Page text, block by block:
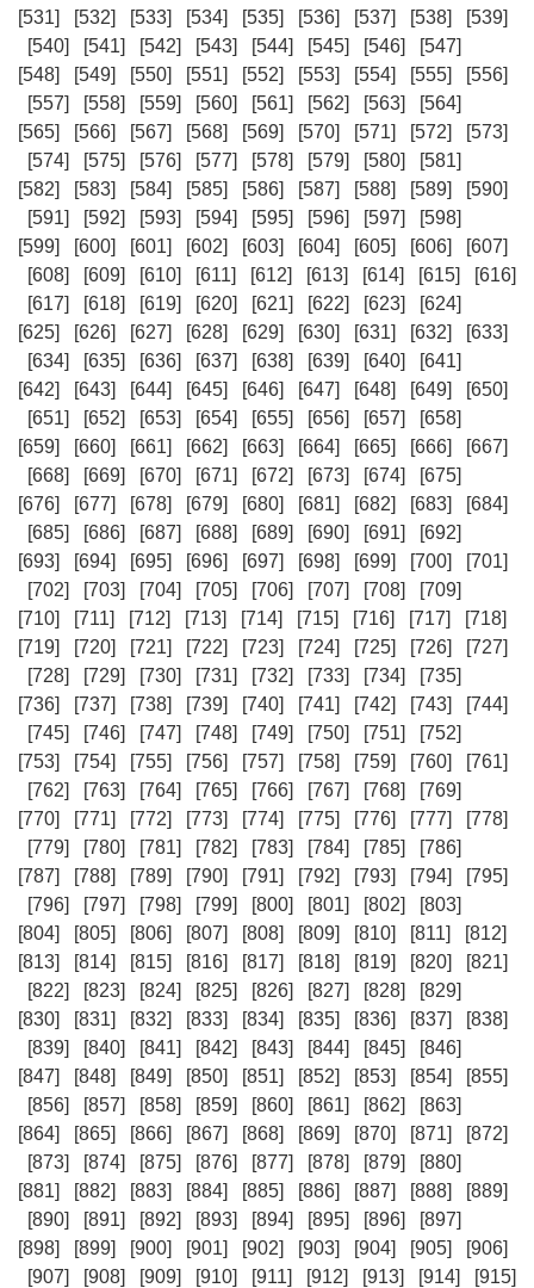
[531]
[532] [533] [534] [535] [536] [537] [538]
[539]
[540]
[541] [542] [543] [544] [545] [546]
[547]
[548]
[549] [550] [551] [552] [553] [554] [555]
[556]
[557]
[558] [559] [560] [561] [562] [563]
[564]
[565]
[566] [567] [568] [569] [570] [571] [572]
[573]
[574]
[575] [576] [577] [578] [579] [580]
[581]
[582]
[583] [584] [585] [586] [587] [588] [589]
[590]
[591]
[592] [593] [594] [595] [596] [597]
[598]
[599]
[600] [601] [602] [603] [604] [605] [606]
[607]
[608]
[609] [610] [611] [612] [613] [614] [615]
[616]
[617]
[618] [619] [620] [621] [622] [623]
[624]
[625]
[626] [627] [628] [629] [630] [631] [632]
[633]
[634]
[635] [636] [637] [638] [639] [640]
[641]
[642]
[643] [644] [645] [646] [647] [648] [649]
[650]
[651]
[652] [653] [654] [655] [656] [657]
[658]
[659]
[660] [661] [662] [663] [664] [665] [666]
[667]
[668]
[669] [670] [671] [672] [673] [674]
[675]
[676]
[677] [678] [679] [680] [681] [682] [683]
[684]
[685]
[686] [687] [688] [689] [690] [691]
[692]
[693]
[694] [695] [696] [697] [698] [699] [700]
[701]
[702]
[703] [704] [705] [706] [707] [708]
[709]
[710]
[711] [712] [713] [714] [715] [716] [717]
[718]
[719]
[720] [721] [722] [723] [724] [725] [726]
[727]
[728]
[729] [730] [731] [732] [733] [734]
[735]
[736]
[737] [738] [739] [740] [741] [742] [743]
[744]
[745]
[746] [747] [748] [749] [750] [751]
[752]
[753]
[754] [755] [756] [757] [758] [759] [760]
[761]
[762]
[763] [764] [765] [766] [767] [768]
[769]
[770]
[771] [772] [773] [774] [775] [776] [777]
[778]
[779]
[780] [781] [782] [783] [784] [785]
[786]
[787]
[788] [789] [790] [791] [792] [793] [794]
[795]
[796]
[797] [798] [799] [800] [801] [802]
[803]
[804]
[805] [806] [807] [808] [809] [810] [811]
[812]
[813]
[814] [815] [816] [817] [818] [819] [820]
[821]
[822]
[823] [824] [825] [826] [827] [828]
[829]
[830]
[831] [832] [833] [834] [835] [836] [837]
[838]
[839]
[840] [841] [842] [843] [844] [845]
[846]
[847]
[848] [849] [850] [851] [852] [853] [854]
[855]
[856]
[857] [858] [859] [860] [861] [862]
[863]
[864]
[865] [866] [867] [868] [869] [870] [871]
[872]
[873]
[874] [875] [876] [877] [878] [879]
[880]
[881]
[882] [883] [884] [885] [886] [887] [888]
[889]
[890]
[891] [892] [893] [894] [895] [896]
[897]
[898]
[899] [900] [901] [902] [903] [904] [905]
[906]
[907]
[908] [909] [910] [911] [912] [913] [914] [915]